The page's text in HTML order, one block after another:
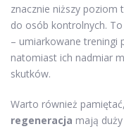
znacznie niższy
do osób kontrolnych.
– umiarkowane treningi
natomiast ich nadmiar
skutków.
Warto również
regeneracja mają